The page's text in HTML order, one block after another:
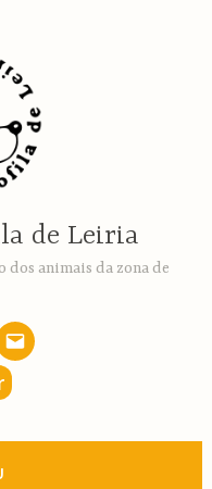
de Leiria
dos animais da zona de
email